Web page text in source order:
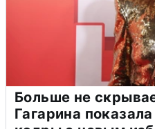
Больше не
Гагарина